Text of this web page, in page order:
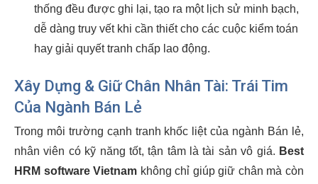
thống đều được ghi lại, tạo ra một lịch sử minh bạch,
dễ dàng truy vết khi cần thiết cho các cuộc kiểm toán
hay giải quyết tranh chấp lao động.
Xây Dựng & Giữ Chân Nhân Tài: Trái Tim
Của Ngành Bán Lẻ
Trong môi trường cạnh tranh khốc liệt của ngành Bán lẻ,
nhân viên có kỹ năng tốt, tận tâm là tài sản vô giá. Best
HRM software Vietnam không chỉ giúp giữ chân mà còn